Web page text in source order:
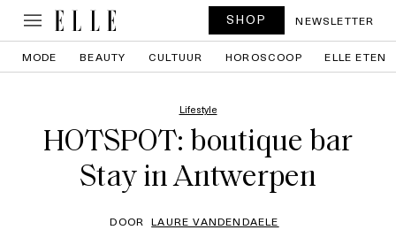
SHOP NEWSLETTER
MODE BEAUTY CULTUUR HOROSCOOP ELLE ETEN
Lifestyle
HOTSPOT: boutique bar
Stay in Antwerpen
DOOR LAURE VANDENDAELE